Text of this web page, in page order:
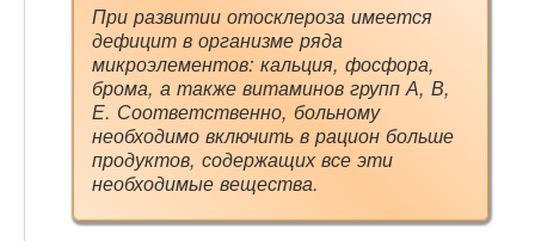
При развитии отосклероза имеется
дефицит в организме ряда
микроэлементов: кальция, фосфора,
брома, а также витаминов групп А, В,
Е. Соответственно, больному
необходимо включить в рацион больше
продуктов, содержащих все эти
необходимые вещества.